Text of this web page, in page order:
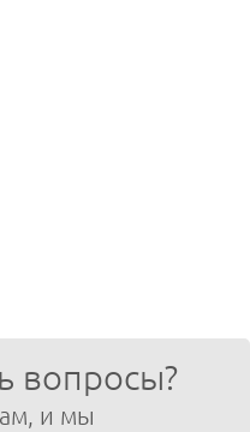
вопросы?
и мы